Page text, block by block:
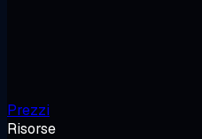
Prezzi
Risorse